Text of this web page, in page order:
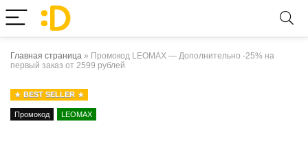
Главная страница » Промокод LEOMAX — Дополнительно -25% на
первый заказ от 2599 рублей
BEST SELLER
Промокод LEOMAX